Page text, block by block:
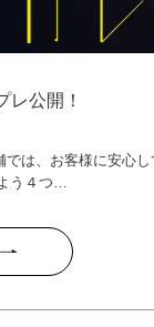
レ公開！
では、お客様に安心
う４つ…